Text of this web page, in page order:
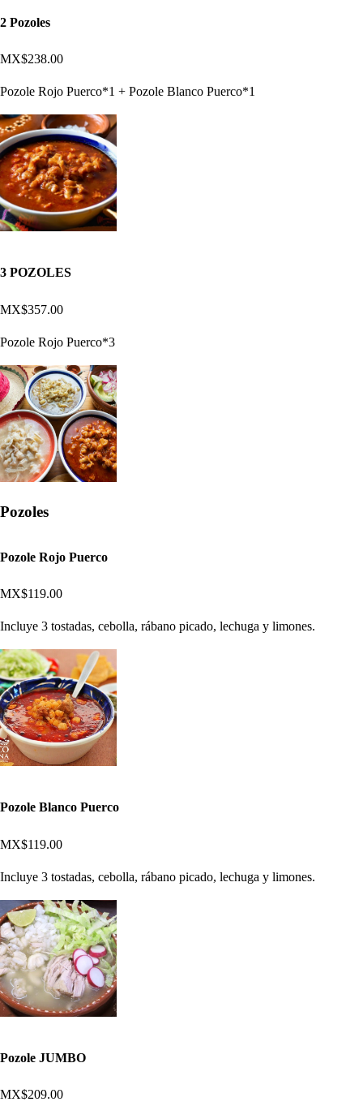
2 Pozoles
MX$238.00
Pozole Rojo Puerco*1 + Pozole Blanco Puerco*1
3 POZOLES
MX$357.00
Pozole Rojo Puerco*3
Pozoles
Pozole Rojo Puerco
MX$119.00
Incluye 3 tostadas, cebolla, rábano picado, lechuga y limones.
Pozole Blanco Puerco
MX$119.00
Incluye 3 tostadas, cebolla, rábano picado, lechuga y limones.
Pozole JUMBO
MX$209.00